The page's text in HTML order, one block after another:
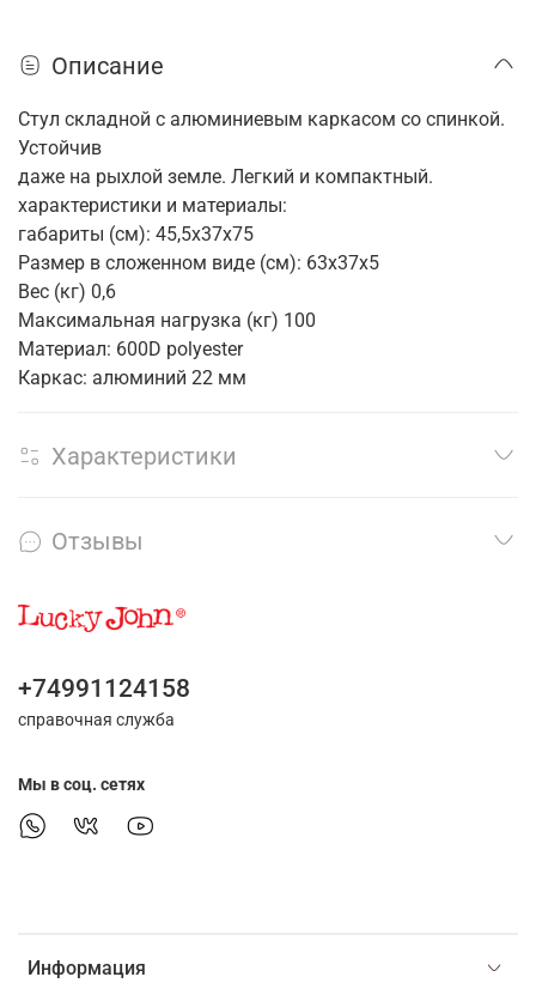
Описание
Стул складной с алюминиевым каркасом со спинкой.
Устойчив
даже на рыхлой земле. Легкий и компактный.
характеристики и материалы:
габариты (см): 45,5x37x75
Размер в сложенном виде (см): 63x37x5
Вес (кг) 0,6
Максимальная нагрузка (кг) 100
Материал: 600D polyester
Каркас: алюминий 22 мм
Характеристики
Отзывы
Информация
+74991124158
справочная служба
Мы в соц. сетях